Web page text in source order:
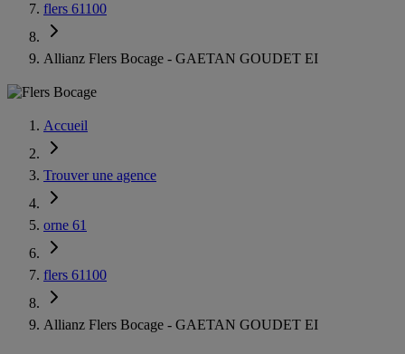
flers 61100
Allianz Flers Bocage - GAETAN GOUDET EI
Accueil
Trouver une agence
orne 61
flers 61100
Allianz Flers Bocage - GAETAN GOUDET EI